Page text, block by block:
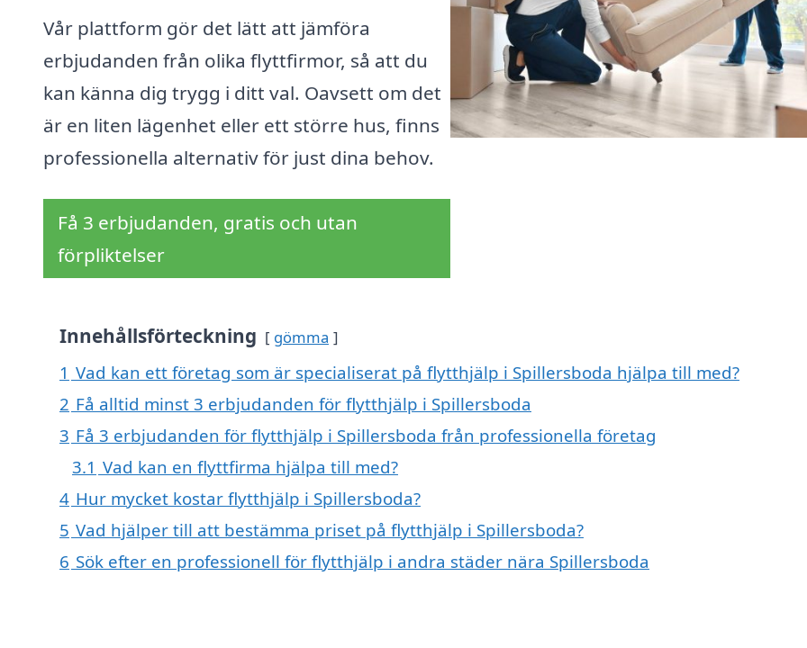
Vår plattform gör det lätt att jämföra
erbjudanden från olika flyttfirmor, så att du
kan känna dig trygg i ditt val. Oavsett om det
är en liten lägenhet eller ett större hus, finns
professionella alternativ för just dina behov.
Få 3 erbjudanden, gratis och utan
förpliktelser
Innehållsförteckning gömma
1 Vad kan ett företag som är specialiserat på flytthjälp i Spillersboda hjälpa till med?
2 Få alltid minst 3 erbjudanden för flytthjälp i Spillersboda
3 Få 3 erbjudanden för flytthjälp i Spillersboda från professionella företag
3.1 Vad kan en flyttfirma hjälpa till med?
4 Hur mycket kostar flytthjälp i Spillersboda?
5 Vad hjälper till att bestämma priset på flytthjälp i Spillersboda?
6 Sök efter en professionell för flytthjälp i andra städer nära Spillersboda